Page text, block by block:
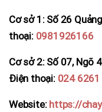
Cơ sở 1: Số 26
thoại: 0981926166
Cơ sở 2: Số 07, Ngõ
Điện thoại: 024
Website: https://